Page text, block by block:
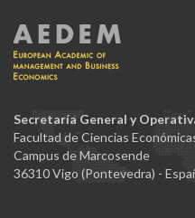
Secretaría General y
Facultad de Ciencias
Campus de Marcosende
36310 Vigo (Pontevedra) -